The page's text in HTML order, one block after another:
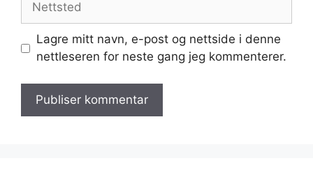
Lagre mitt navn, e-post og nettside i denne
nettleseren for neste gang jeg kommenterer.